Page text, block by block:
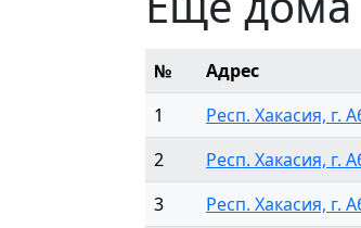
№ Адрес
1
Респ. Хакасия, г.
2
Респ. Хакасия, г.
3
Респ. Хакасия, г.